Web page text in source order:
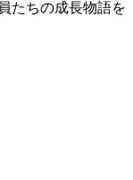
たちの成長物語を